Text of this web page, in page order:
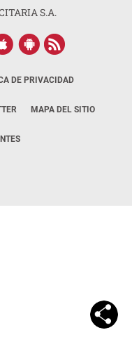
S.A.
DE PRIVACIDAD
MAPA DEL SITIO